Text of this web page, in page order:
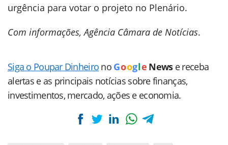
urgência para votar o projeto no Plenário.
Com informações, Agência Câmara de Notícias.
Siga o Poupar Dinheiro no Goog le News e receba
alertas e as principais notícias sobre finanças,
investimentos, mercado, ações e economia.